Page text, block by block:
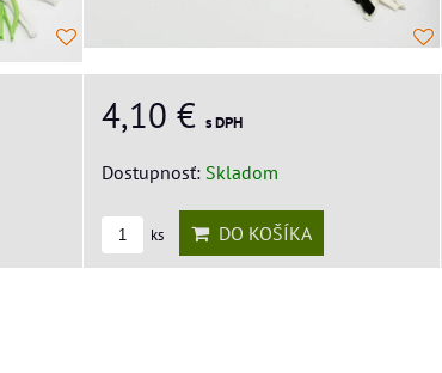
4,10 € s DPH
Dostupnosť: Skladom
ks DO KOŠÍKA